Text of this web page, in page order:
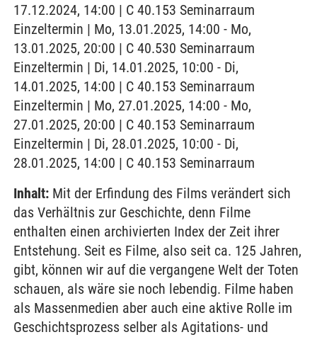
17.12.2024, 14:00 | C 40.153 Seminarraum
Einzeltermin | Mo, 13.01.2025, 14:00 - Mo,
13.01.2025, 20:00 | C 40.530 Seminarraum
Einzeltermin | Di, 14.01.2025, 10:00 - Di,
14.01.2025, 14:00 | C 40.153 Seminarraum
Einzeltermin | Mo, 27.01.2025, 14:00 - Mo,
27.01.2025, 20:00 | C 40.153 Seminarraum
Einzeltermin | Di, 28.01.2025, 10:00 - Di,
28.01.2025, 14:00 | C 40.153 Seminarraum
Inhalt: Mit der Erfindung des Films verändert sich
das Verhältnis zur Geschichte, denn Filme
enthalten einen archivierten Index der Zeit ihrer
Entstehung. Seit es Filme, also seit ca. 125 Jahren,
gibt, können wir auf die vergangene Welt der Toten
schauen, als wäre sie noch lebendig. Filme haben
als Massenmedien aber auch eine aktive Rolle im
Geschichtsprozess selber als Agitations- und